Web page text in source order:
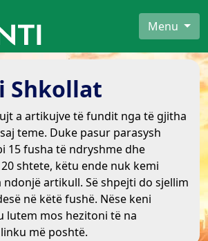
Menu
Shkollat
a artikujve të fundit nga të gjitha
teme. Duke pasur parasysh
15 fusha të ndryshme dhe
shtete, këtu ende nuk kemi
artikull. Së shpejti do sjellim
në këtë fushë. Nëse keni
lutem mos hezitoni të na
më poshtë.